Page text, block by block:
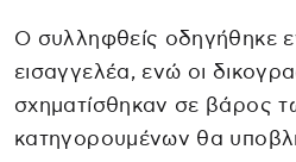
Ο συλληφθείς οδηγήθηκε
εισαγγελέα, ενώ οι
σχηματίσθηκαν σε βάρος
κατηγορουμένων θα